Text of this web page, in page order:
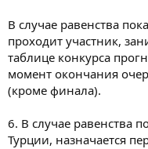
В случае равенства
проходит участник,
таблице конкурса
момент окончания
(кроме финала).
6. В случае равенства
Турции, назначается